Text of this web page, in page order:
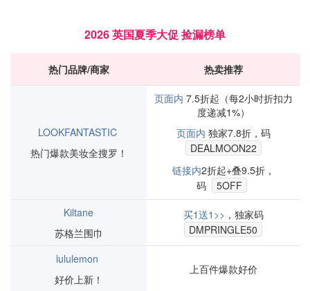
2026 英国夏季大促 捡漏榜单
热门品牌/商家 热卖推荐
LOOKFANTASTIC
热门爆款美妆全搜罗！
页面内 7.5折起（每2小时折扣力
度递减1%）
页面内 独家7.8折，码
DEALMOON22
链接内2折起+叠9.5折，
码
5OFF
Kiltane
苏格兰围巾
买1送1>> ，独家码
DMPRINGLE50
lululemon
好价上新！
上百件爆款好价